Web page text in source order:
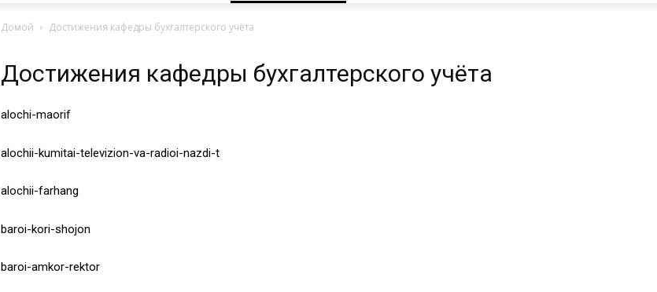
Домой Достижения кафедры бухгалтерского учёта
Достижения кафедры бухгалтерского учёта
alochi-maorif
alochii-kumitai-televizion-va-radioi-nazdi-t
alochii-farhang
baroi-kori-shojon
baroi-amkor-rektor